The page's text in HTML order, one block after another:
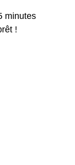
minutes
!